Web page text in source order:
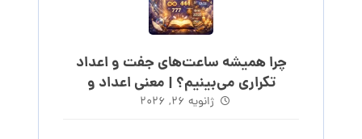
چرا همیشه ساعت‌های جفت و اعداد
تکراری می‌بینیم؟ | معنی اعداد و
ساعت‌های روند
ژانویه ۲۶, ۲۰۲۶